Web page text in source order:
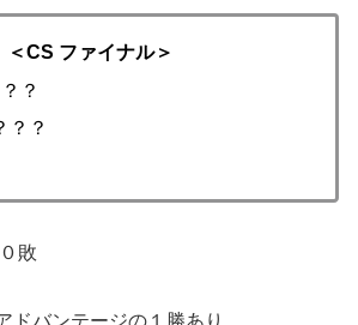
＜CS ファイナル＞
？
？？
敗
ドバンテージの１勝あり